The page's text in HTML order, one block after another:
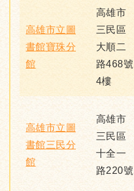
高雄市立圖
書館寶珠分
館
高雄市
三民區
大順二
路468號
4樓
高雄市立圖
書館三民分
館
高雄市
三民區
十全一
路220號